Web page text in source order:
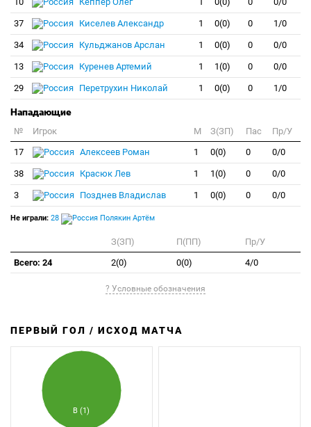
37 Киселев Александр 1 0(0) 0 1/0
34 Кульджанов Арслан 1 0(0) 0 0/0
13 Куренев Артемий 1 1(0) 0 0/0
29 Перетрухин Николай 1 0(0) 0 1/0
Нападающие
№ Игрок M З(ЗП) Пас
Пр/У
17
Алексеев Роман 1 0(0) 0 0/0
38 Красюк Лев 1 1(0) 0 0/0
3 Позднев Владислав 1 0(0) 0 0/0
Не играли: 28 Полякин Артём
З(ЗП) П(ПП)
Пр/У
Всего: 24
2(0) 0(0) 4/0
? Условные обозначения
ПЕРВЫЙ ГОЛ / ИСХОД МАТЧА
В (1)